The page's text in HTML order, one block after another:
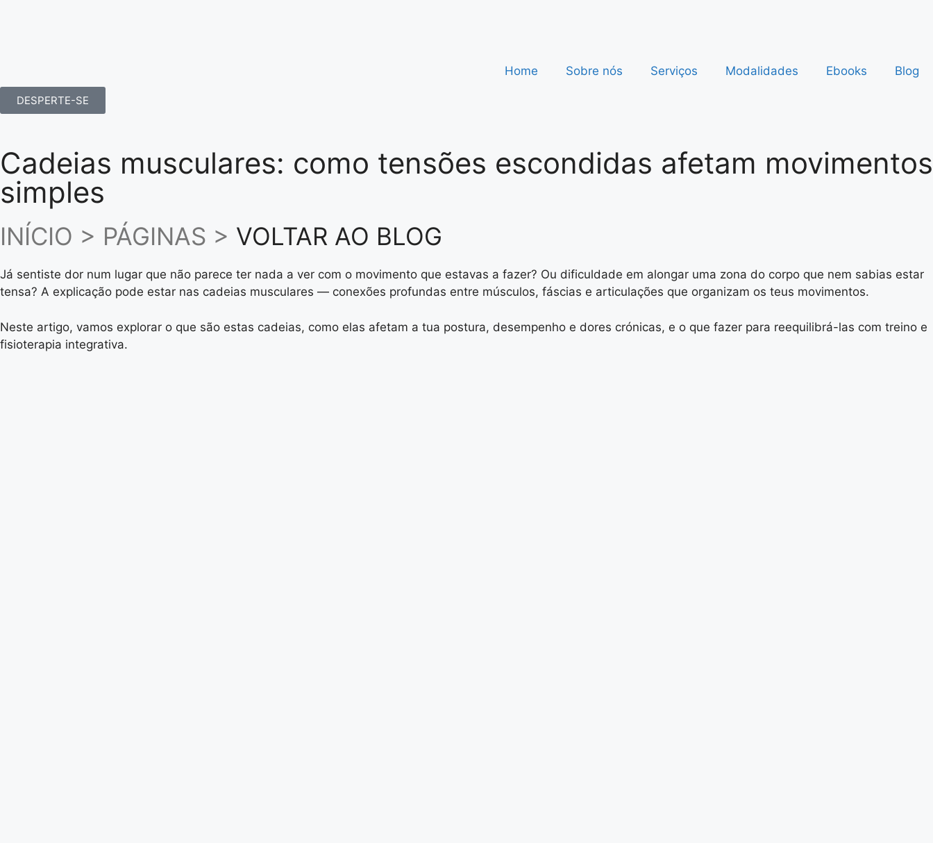
Home Sobre nós Serviços Modalidades Ebooks Blog
DESPERTE-SE
Cadeias musculares: como tensões escondidas afetam movimentos
simples
INÍCIO > PÁGINAS > VOLTAR AO BLOG
Já sentiste dor num lugar que não parece ter nada a ver com o movimento que estavas a fazer? Ou dificuldade em alongar uma zona do corpo que nem sabias estar
tensa? A explicação pode estar nas cadeias musculares — conexões profundas entre músculos, fáscias e articulações que organizam os teus movimentos.
Neste artigo, vamos explorar o que são estas cadeias, como elas afetam a tua postura, desempenho e dores crónicas, e o que fazer para reequilibrá-las com treino e
fisioterapia integrativa.